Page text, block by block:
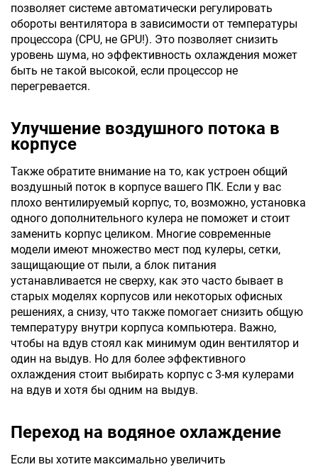
позволяет системе автоматически регулировать
обороты вентилятора в зависимости от температуры
процессора (CPU, не GPU!). Это позволяет снизить
уровень шума, но эффективность охлаждения может
быть не такой высокой, если процессор не
перегревается.
Улучшение воздушного потока в
корпусе
Также обратите внимание на то, как устроен общий
воздушный поток в корпусе вашего ПК. Если у вас
плохо вентилируемый корпус, то, возможно, установка
одного дополнительного кулера не поможет и стоит
заменить корпус целиком. Многие современные
модели имеют множество мест под кулеры, сетки,
защищающие от пыли, а блок питания
устанавливается не сверху, как это часто бывает в
старых моделях корпусов или некоторых офисных
решениях, а снизу, что также помогает снизить общую
температуру внутри корпуса компьютера. Важно,
чтобы на вдув стоял как минимум один вентилятор и
один на выдув. Но для более эффективного
охлаждения стоит выбирать корпус с 3-мя кулерами
на вдув и хотя бы одним на выдув.
Переход на водяное охлаждение
Если вы хотите максимально увеличить